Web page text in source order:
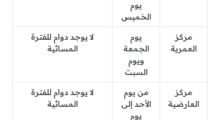
يوم
الخميس
مركز
العمرية
يوم
الجمعة
ويوم
السبت
لا يوجد دوام للفترة
المسائية
مركز
العارضية
من يوم
الأحد إلى
يوم
لا يوجد دوام للفترة
المسائية